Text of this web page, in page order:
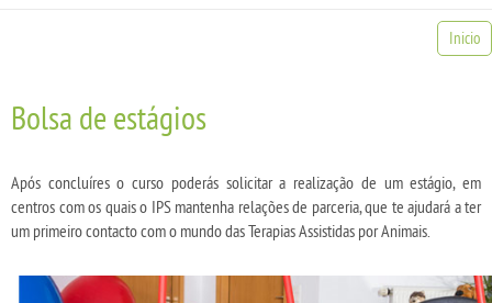
Inicio
Bolsa de estágios
Após concluíres o curso poderás solicitar a realização de um estágio, em
centros com os quais o IPS mantenha relações de parceria, que te ajudará a ter
um primeiro contacto com o mundo das Terapias Assistidas por Animais.